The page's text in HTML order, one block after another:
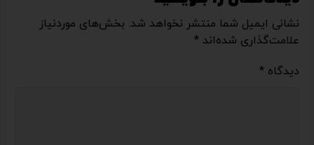
نشانی ایمیل شما منتشر نخواهد شد. بخش‌های موردنیاز
علامت‌گذاری شده‌اند *
دیدگاه *